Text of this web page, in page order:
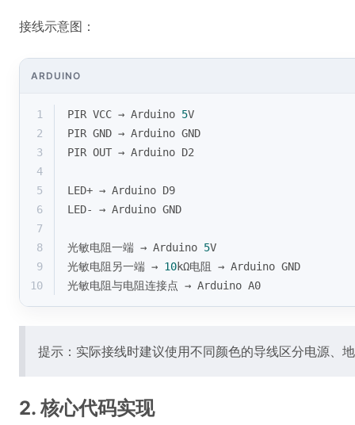
接线示意图：
ARDUINO
1 PIR VCC → Arduino 5V
2
PIR GND → Arduino GND
3
PIR OUT → Arduino D2
4
5
LED+ → Arduino D9
6
LED- → Arduino GND
7
8
光敏电阻一端 → Arduino 5V
9
光敏电阻另一端 → 10kΩ电阻 → Arduino GND
10
光敏电阻与电阻连接点 → Arduino A0
提示：实际接线时建议使用不同颜色的导线区分电源、
2. 核心代码实现